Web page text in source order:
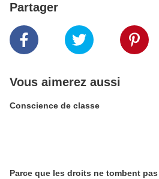
Partager
Vous aimerez aussi
Conscience de classe
Parce que les droits ne tombent pas